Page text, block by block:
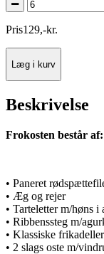
Pris129,-kr.
Læg i kurv
Beskrivelse
Frokosten består af:
• Paneret
• Æg og rejer
• Tarteletter m/høns i
• Ribbenssteg m/
• Klassiske
• 2 slags oste m/